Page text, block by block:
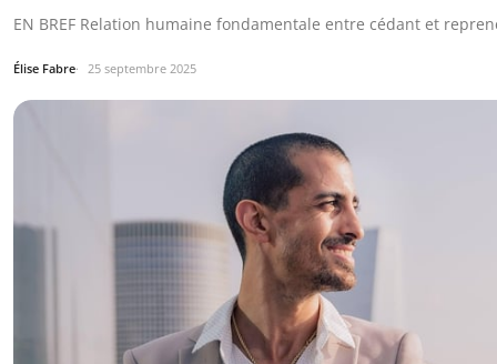
EN BREF Relation humaine fondamentale entre cédant et
Élise Fabre 25 septembre 2025